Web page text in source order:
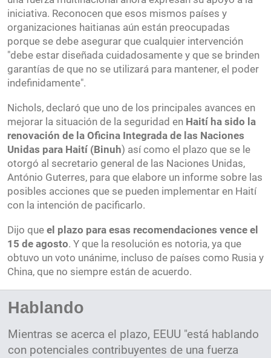
iniciativa. Reconocen que esos mismos países y
organizaciones haitianas aún están preocupadas
porque se debe asegurar que cualquier intervención
"debe estar diseñada cuidadosamente y que se brinden
garantías de que no se utilizará para mantener, el poder
indefinidamente".
Nichols, declaró que uno de los principales avances en
mejorar la situación de la seguridad en Haití ha sido la
renovación de la Oficina Integrada de las Naciones
Unidas para Haití (Binuh) así como el plazo que se le
otorgó al secretario general de las Naciones Unidas,
António Guterres, para que elabore un informe sobre las
posibles acciones que se pueden implementar en Haití
con la intención de pacificarlo.
Dijo que el plazo para esas recomendaciones vence el
15 de agosto. Y que la resolución es notoria, ya que
obtuvo un voto unánime, incluso de países como Rusia y
China, que no siempre están de acuerdo.
Hablando
Mientras se acerca el plazo, EEUU "está hablando
con potenciales contribuyentes de una fuerza